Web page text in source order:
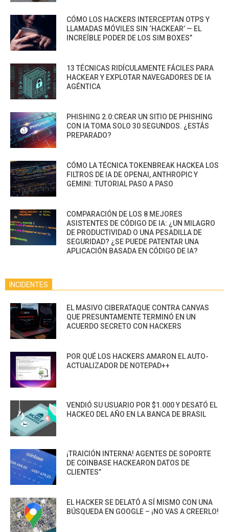
CÓMO LOS HACKERS INTERCEPTAN OTPS Y
LLAMADAS MÓVILES SIN ‘HACKEAR’ — EL
INCREÍBLE PODER DE LOS SIM BOXES”
13 TÉCNICAS RIDÍCULAMENTE FÁCILES PARA
HACKEAR Y EXPLOTAR NAVEGADORES DE IA
AGÉNTICA
PHISHING 2.0:CREAR UN SITIO DE PHISHING
CON IA TOMA SOLO 30 SEGUNDOS. ¿ESTÁS
PREPARADO?
CÓMO LA TÉCNICA TOKENBREAK HACKEA LOS
FILTROS DE IA DE OPENAI, ANTHROPIC Y
GEMINI: TUTORIAL PASO A PASO
COMPARACIÓN DE LOS 8 MEJORES
ASISTENTES DE CÓDIGO DE IA: ¿UN MILAGRO
DE PRODUCTIVIDAD O UNA PESADILLA DE
SEGURIDAD? ¿SE PUEDE PATENTAR UNA
APLICACIÓN BASADA EN CÓDIGO DE IA?
INCIDENTES
EL MASIVO CIBERATAQUE CONTRA CANVAS
QUE PRESUNTAMENTE TERMINÓ EN UN
ACUERDO SECRETO CON HACKERS
POR QUÉ LOS HACKERS AMARON EL AUTO-
ACTUALIZADOR DE NOTEPAD++
VENDIÓ SU USUARIO POR $1.000 Y DESATÓ EL
HACKEO DEL AÑO EN LA BANCA DE BRASIL
¡TRAICIÓN INTERNA! AGENTES DE SOPORTE
DE COINBASE HACKEARON DATOS DE
CLIENTES”
EL HACKER SE DELATÓ A SÍ MISMO CON UNA
BÚSQUEDA EN GOOGLE – ¡NO VAS A CREERLO!